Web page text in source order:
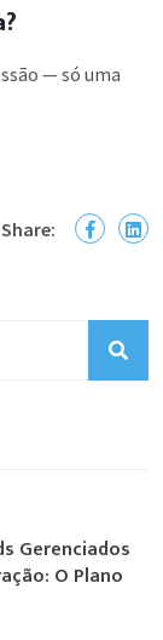
— só uma
Share:
Gerenciados
O Plano